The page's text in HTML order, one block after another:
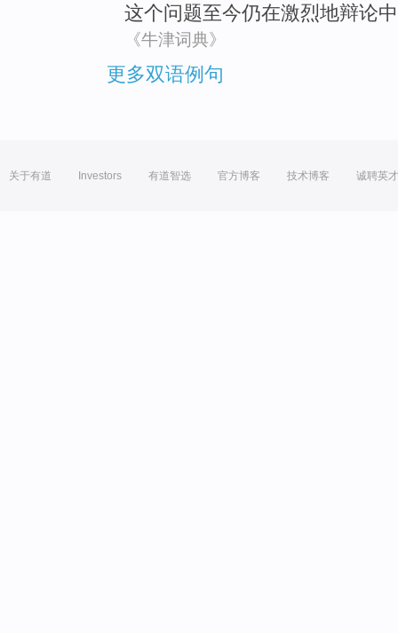
这个问题至今仍在激烈地辩论
《牛津词典》
更多双语例句
关于有道 Investors 有道智选 官方博客 技术博客 诚聘英才